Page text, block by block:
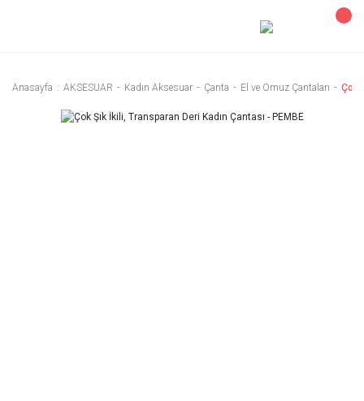
Anasayfa AKSESUAR Kadın Aksesuar Çanta El ve Omuz Çantaları Çok